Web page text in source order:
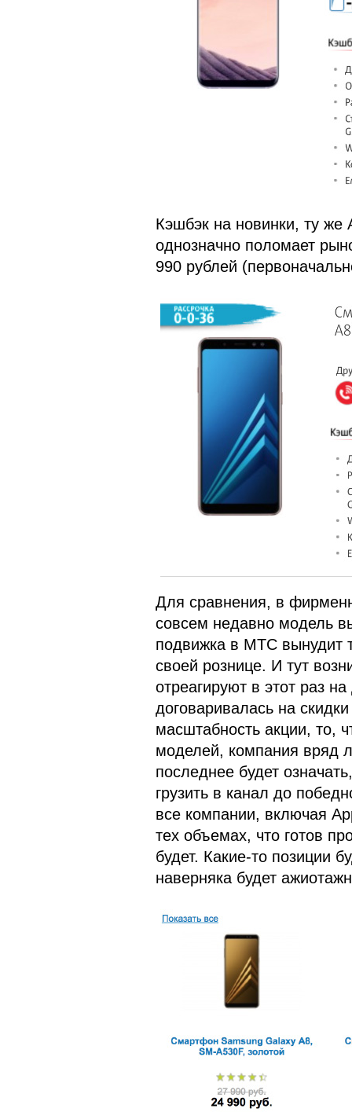
Кэшбэк на новинки, ту же
однозначно поломает
990 рублей
Для сравнения, в
совсем недавно модель
подвижка в МТС вынудит
своей рознице. И тут
отреагируют в этот раз
договаривалась на
масштабность акции, то,
моделей, компания вряд
последнее будет
грузить в канал до
все компании, включая
тех объемах, что готов
будет. Какие-то позиции
наверняка будет